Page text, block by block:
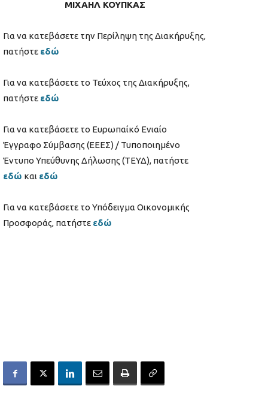
ΜΙΧΑΗΛ ΚΟΥΠΚΑΣ
Για να κατεβάσετε την Περίληψη της Διακήρυξης,
πατήστε εδώ
Για να κατεβάσετε το Τεύχος της Διακήρυξης,
πατήστε εδώ
Για να κατεβάσετε το Ευρωπαίκό Ενιαίο
Έγγραφο Σύμβασης (ΕΕΕΣ) / Τυποποιημένο
Έντυπο Υπεύθυνης Δήλωσης (ΤΕΥΔ), πατήστε
εδώ και εδώ
Για να κατεβάσετε το Υπόδειγμα Οικονομικής
Προσφοράς, πατήστε εδώ